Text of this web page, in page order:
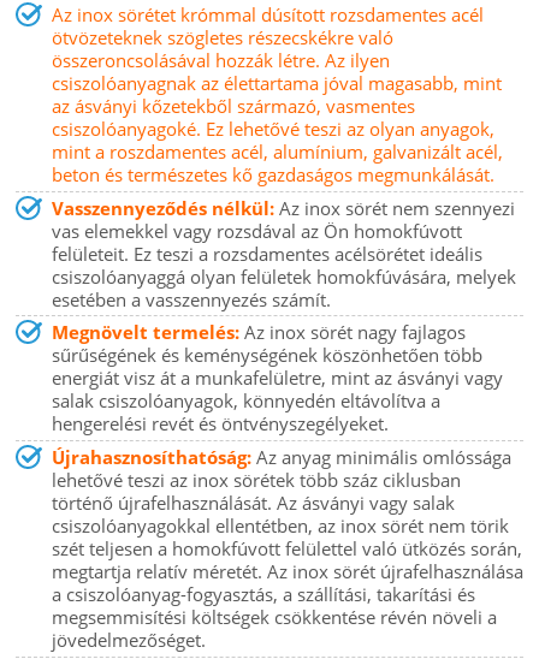
Az inox sörétet krómmal dúsított rozsdamentes acél
ötvözeteknek szögletes részecskékre való
összeroncsolásával hozzák létre. Az ilyen
csiszolóanyagnak az élettartama jóval magasabb, mint
az ásványi kőzetekből származó, vasmentes
csiszolóanyagoké. Ez lehetővé teszi az olyan anyagok,
mint a roszdamentes acél, alumínium, galvanizált acél,
beton és természetes kő gazdaságos megmunkálását.
Vasszennyeződés nélkül:Az inox sörét nem szennyezi
vas elemekkel vagy rozsdával az Ön homokfúvott
felületeit. Ez teszi a rozsdamentes acélsörétet ideális
csiszolóanyaggá olyan felületek homokfúvására, melyek
esetében a vasszennyezés számít.
Megnövelt termelés:Az inox sörét nagy fajlagos
sűrűségének és keménységének köszönhetően több
energiát visz át a munkafelületre, mint az ásványi vagy
salak csiszolóanyagok, könnyedén eltávolítva a
hengerelési revét és öntvényszegélyeket.
Újrahasznosíthatóság:Az anyag minimális omlóssága
lehetővé teszi az inox sörétek több száz ciklusban
történő újrafelhasználását. Az ásványi vagy salak
csiszolóanyagokkal ellentétben, az inox sörét nem törik
szét teljesen a homokfúvott felülettel való ütközés során,
megtartja relatív méretét. Az inox sörét újrafelhasználása
a csiszolóanyag-fogyasztás, a szállítási, takarítási és
megsemmisítési költségek csökkentése révén növeli a
jövedelmezőséget.